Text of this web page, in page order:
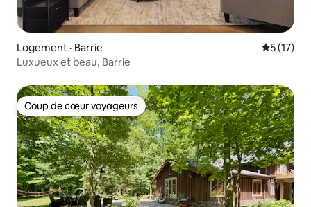
Logement · Barrie Note
5 (17)
Luxueux et beau, Barrie
Coup de cœur voyageurs
Coup de cœur voyageurs